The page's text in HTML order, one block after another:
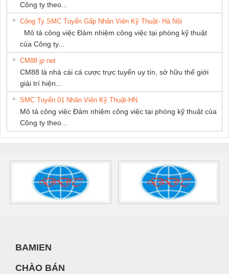
Công ty theo...
Công Ty SMC Tuyển Gấp Nhân Viên Kỹ Thuật- Hà Nội
Mô tả công việc Đảm nhiệm công việc tại phòng kỹ thuật
của Công ty...
CM88 jp net
CM88 là nhà cái cá cược trực tuyến uy tín, sở hữu thế giới
giải trí hiện...
SMC Tuyển 01 Nhân Viên Kỹ Thuật-HN
Mô tả công việc Đảm nhiệm công việc tại phòng kỹ thuật của
Công ty theo...
BAMIEN
CHÀO BÁN